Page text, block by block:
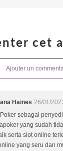
cet
Ajouter un
Haines 26/01/
sebagai
yang sudah
serta slot online
yang seru dan